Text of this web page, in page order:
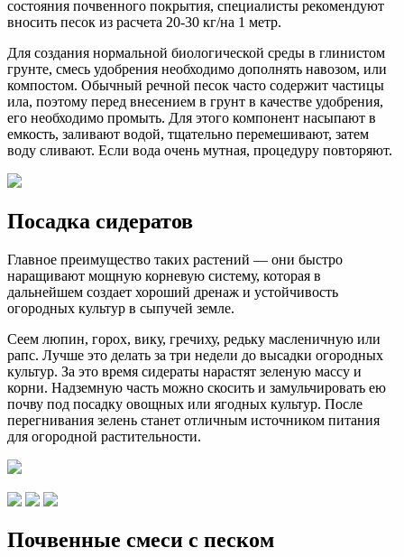
состояния почвенного покрытия, специалисты рекомендуют
вносить песок из расчета 20-30 кг/на 1 метр.
Для создания нормальной биологической среды в глинистом
грунте, смесь удобрения необходимо дополнять навозом, или
компостом. Обычный речной песок часто содержит частицы
ила, поэтому перед внесением в грунт в качестве удобрения,
его необходимо промыть. Для этого компонент насыпают в
емкость, заливают водой, тщательно перемешивают, затем
воду сливают. Если вода очень мутная, процедуру повторяют.
Посадка сидератов
Главное преимущество таких растений — они быстро
наращивают мощную корневую систему, которая в
дальнейшем создает хороший дренаж и устойчивость
огородных культур в сыпучей земле.
Сеем люпин, горох, вику, гречиху, редьку масленичную или
рапс. Лучше это делать за три недели до высадки огородных
культур. За это время сидераты нарастят зеленую массу и
корни. Надземную часть можно скосить и замульчировать ею
почву под посадку овощных или ягодных культур. После
перегнивания зелень станет отличным источником питания
для огородной растительности.
Почвенные смеси с песком